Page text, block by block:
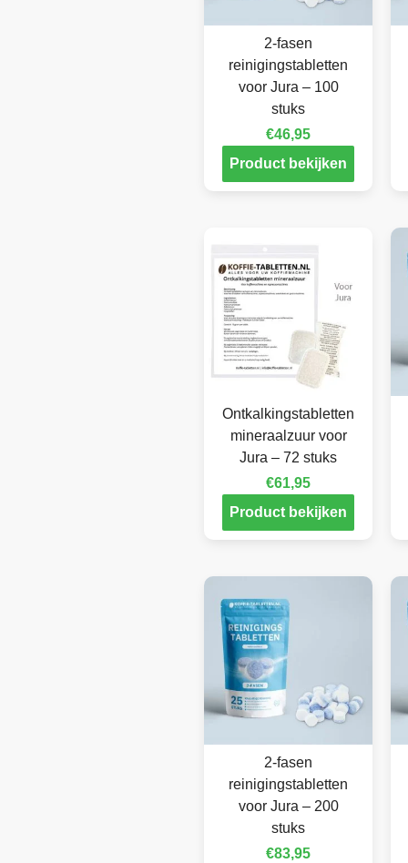
2-fasen
reinigingstabletten
voor Jura – 100
stuks
€46,95
Product bekijken
Ontkalkingstabletten
mineraalzuur voor
Jura – 72 stuks
€61,95
Product bekijken
2-fasen
reinigingstabletten
voor Jura – 200
stuks
€83,95